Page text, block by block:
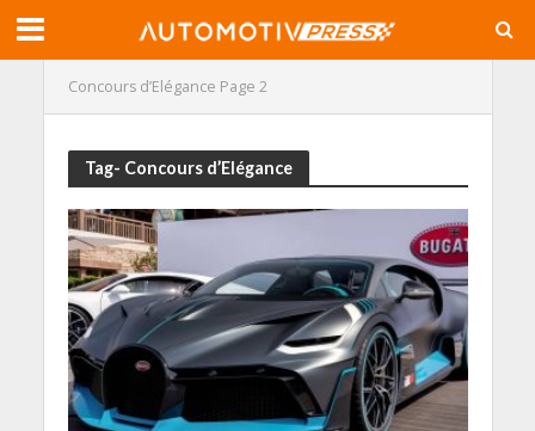
Concours d’Elégance Page 2
Tag- Concours d’Elégance